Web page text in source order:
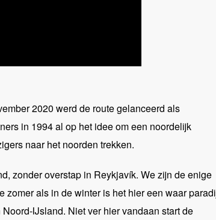
2020 werd de route gelanceerd als
in 1994 al op het idee om een noordelijk
naar het noorden trekken.
zonder overstap in Reykjavík. We zijn de enige
als in de winter is het hier een waar
IJsland. Niet ver hier vandaan start de